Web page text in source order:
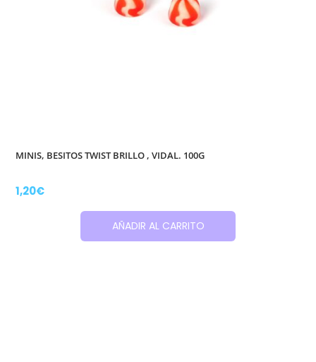
MINIS, BESITOS TWIST BRILLO , VIDAL. 100G
1,20€
AÑADIR AL CARRITO